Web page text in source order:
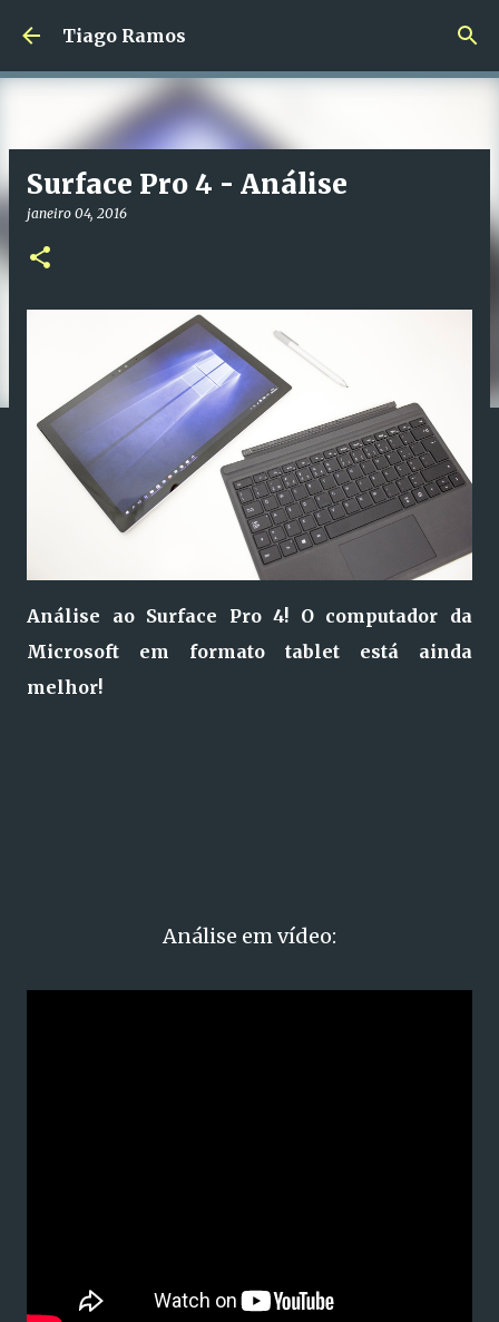
Avançar para o conteúdo principal
Tiago Ramos
Surface Pro 4 - Análise
janeiro 04, 2016
Análise ao Surface Pro 4! O computador da
Microsoft em formato tablet está ainda
melhor!
Análise em vídeo: